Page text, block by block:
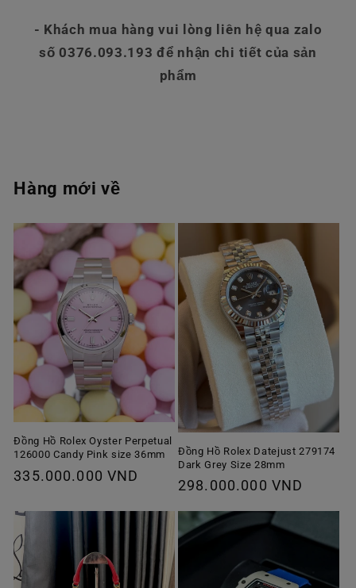
- Khách mua hàng vui lòng liên hệ qua zalo
số 0376.093.193 để nhận chi tiết của sản
phẩm
Hàng mới về
Đồng Hồ Rolex Oyster Perpetual
126000 Candy Pink size 36mm
Giá
thường
335.000.000 VND
Đồng Hồ Rolex Datejust 279174
Dark Grey Size 28mm
Giá
thường
298.000.000 VND